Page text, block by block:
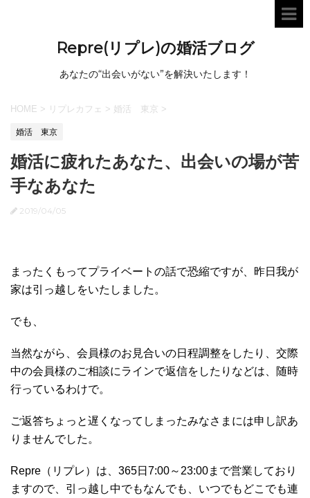
Repre(リプレ)の婚活ブログ
あなたの“出会いがない”を解決いたします！
HOME > リプレカフェ > 婚活 東京 >
婚活 東京
婚活に疲れたあなた、出会いの場が苦
手なあなた
2019/04/05
まったくもってプライベートの話で恐縮ですが、昨日我が
家は引っ越しをいたしました。
でも、
当然ながら、会員様のお見合いの日程調整をしたり、交際
中の会員様のご相談にラインで返信をしたりなどは、随時
行っているわけで。
ご返答ちょっと遅くなってしまったみなさまには申し訳あ
りませんでした。
Repre（リプレ）は、365日7:00～23:00まで営業しており
ますので、引っ越し中でもなんでも、いつでもどこでも連